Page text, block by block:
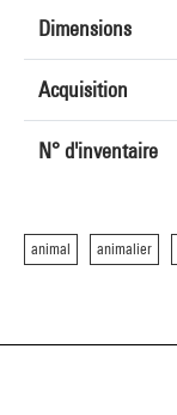
Dimensions
Acquisition
N° d'inventaire
animal animalier